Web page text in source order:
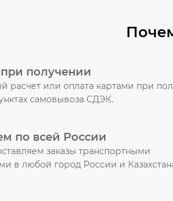
получении
расчет или оплата картами при
самовывоза СДЭК.
по всей России
заказы транспортными
в любой город России и